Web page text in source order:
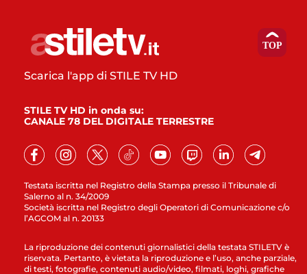
Testata iscritta nel Registro della Stampa presso il Tribunale di
Salerno al n. 34/2009
Società iscritta nel Registro degli Operatori di Comunicazione c/o
l’AGCOM al n. 20133
Scarica l'app di STILE TV HD
STILE TV HD in onda su:
CANALE 78 DEL DIGITALE TERRESTRE
La riproduzione dei contenuti giornalistici della testata STILETV è
riservata. Pertanto, è vietata la riproduzione e l’uso, anche parziale,
di testi, fotografie, contenuti audio/video, filmati, loghi, grafiche